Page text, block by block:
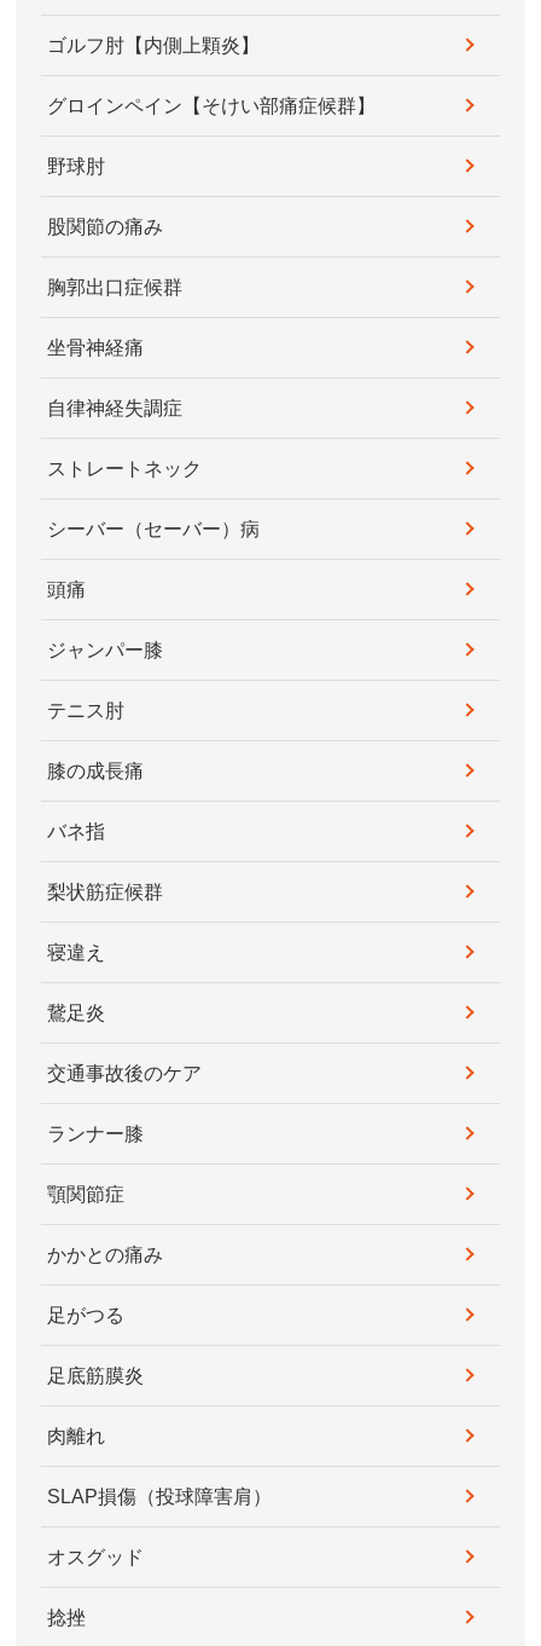
ゴルフ肘【内側上顆炎】
グロインペイン【そけい部痛症候群】
野球肘
股関節の痛み
胸郭出口症候群
坐骨神経痛
自律神経失調症
ストレートネック
シーバー（セーバー）病
頭痛
ジャンパー膝
テニス肘
膝の成長痛
バネ指
梨状筋症候群
寝違え
鵞足炎
交通事故後のケア
ランナー膝
顎関節症
かかとの痛み
足がつる
足底筋膜炎
肉離れ
SLAP損傷（投球障害肩）
オスグッド
捻挫